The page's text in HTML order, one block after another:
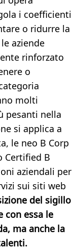
i coefficienti
o ridurre la
aziende
rinforzato
o
molti
pesanti nella
si applica a
le neo B Corp
Certified B
aziendali per
sui siti web
del sigillo
con essa le
ma anche la